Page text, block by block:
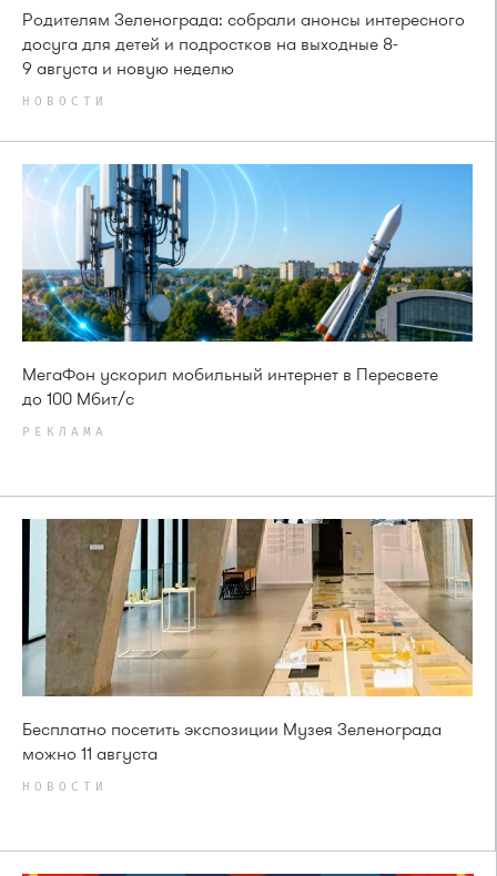
Родителям Зеленограда: собрали анонсы интересного
досуга для детей и подростков на выходные 8-
9 августа и новую неделю
НОВОСТИ
МегаФон ускорил мобильный интернет в Пересвете
до 100 Мбит/с
РЕКЛАМА
Бесплатно посетить экспозиции Музея Зеленограда
можно 11 августа
НОВОСТИ